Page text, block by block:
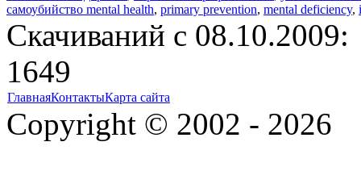
самоубийство mental health, primary prevention, mental deficiency,
Cкачиваний с 08.10.2009:
1649
ГлавнаяКонтактыКарта сайта
Copyright © 2002 - 2026